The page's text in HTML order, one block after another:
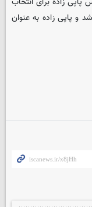
و پاپی زاده به عنوان